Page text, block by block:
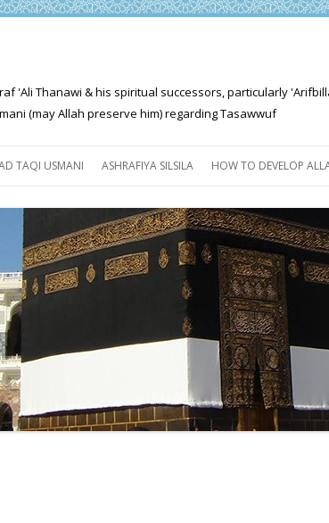
'Ali Thanawi & his spiritual successors, particularly
(may Allah preserve him) regarding Tasawwuf
TAQI USMANI ASHRAFIYA SILSILA
ASHRAFIYA PATH
FOR THE SEEKER
PROGRESS EXPLAINED
HOW TO DEVELOP